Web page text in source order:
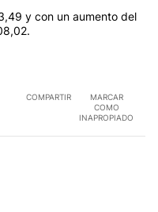
y con un aumento del
COMPARTIR
MARCAR
COMO
INAPROPIADO